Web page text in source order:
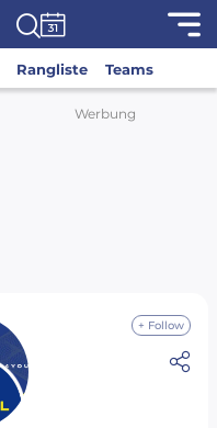
Rangliste Teams
Werbung
+ Follow